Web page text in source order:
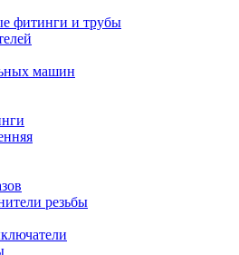
фитинги и трубы
машин
резьбы